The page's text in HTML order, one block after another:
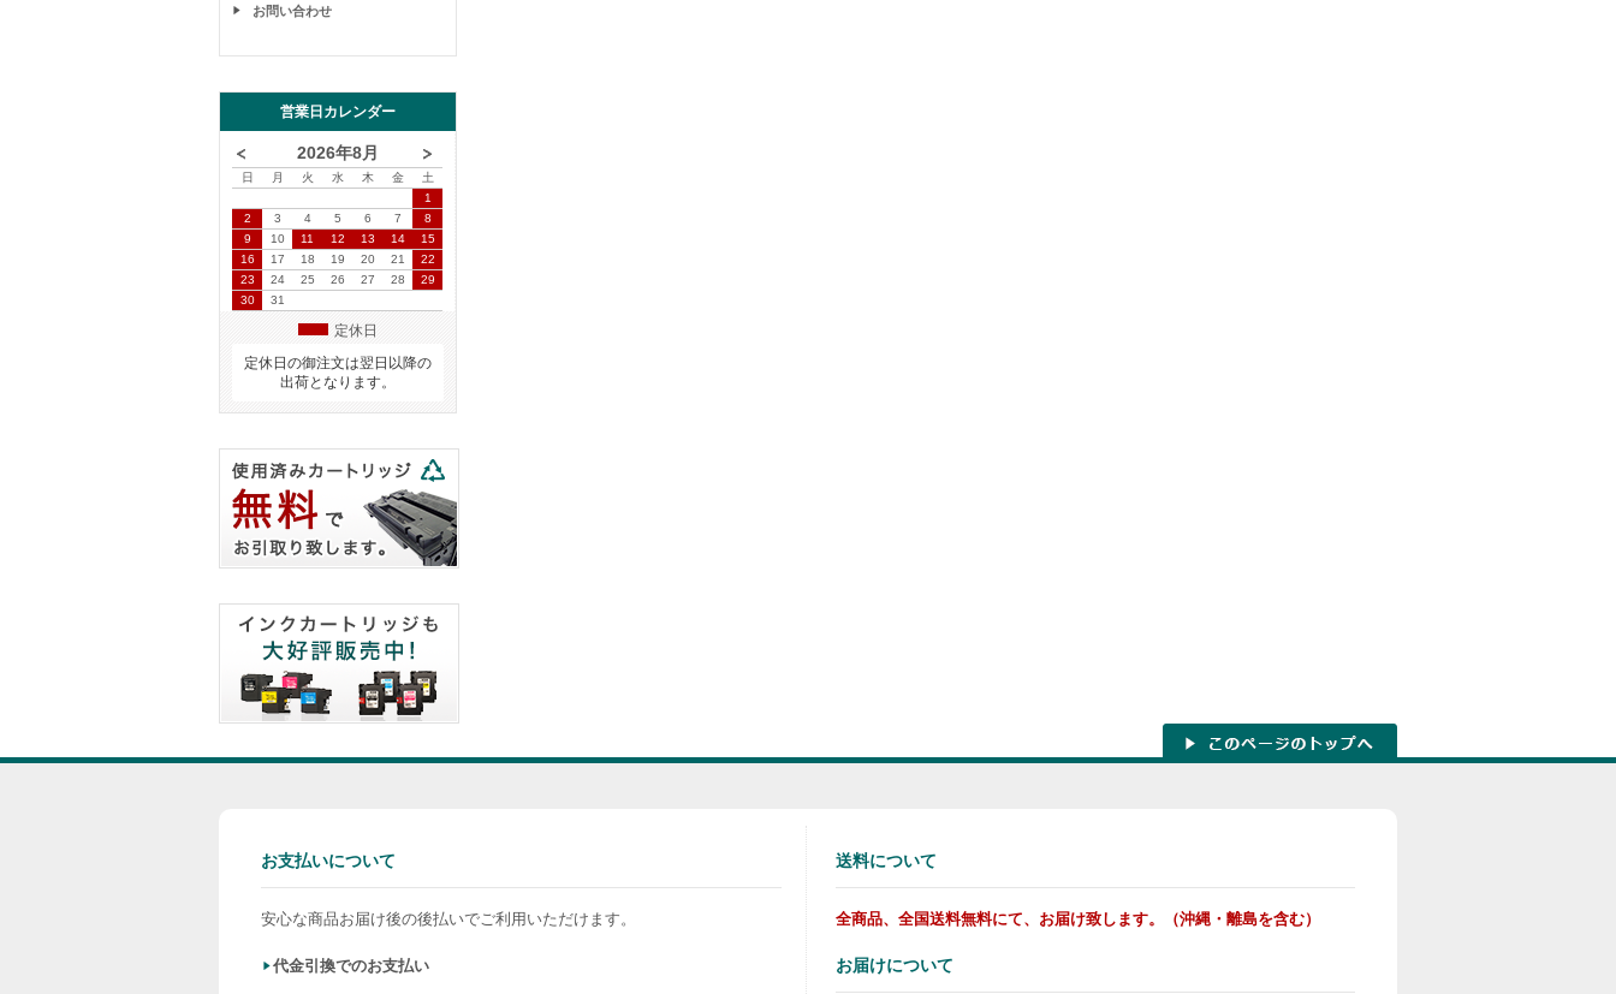
お問い合わせ
営業日カレンダー
2026年8月
日 月 火 水 木 金
土
1
2
3 4 5 6 7
8
9
10 11 12 13 14
15
16
17 18 19 20 21
22
23
24 25 26 27 28
29
30
31
定休日
定休日の御注文は翌日以降の
出荷となります。
お支払いについて
安心な商品お届け後の後払いでご利用いただけます。
代金引換でのお支払い
送料について
全商品、全国送料無料にて、お届け致します。（沖縄・離島を含む）
お届けについて